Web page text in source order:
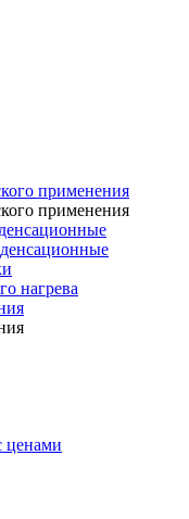
применения
применения
нагрева
ценами